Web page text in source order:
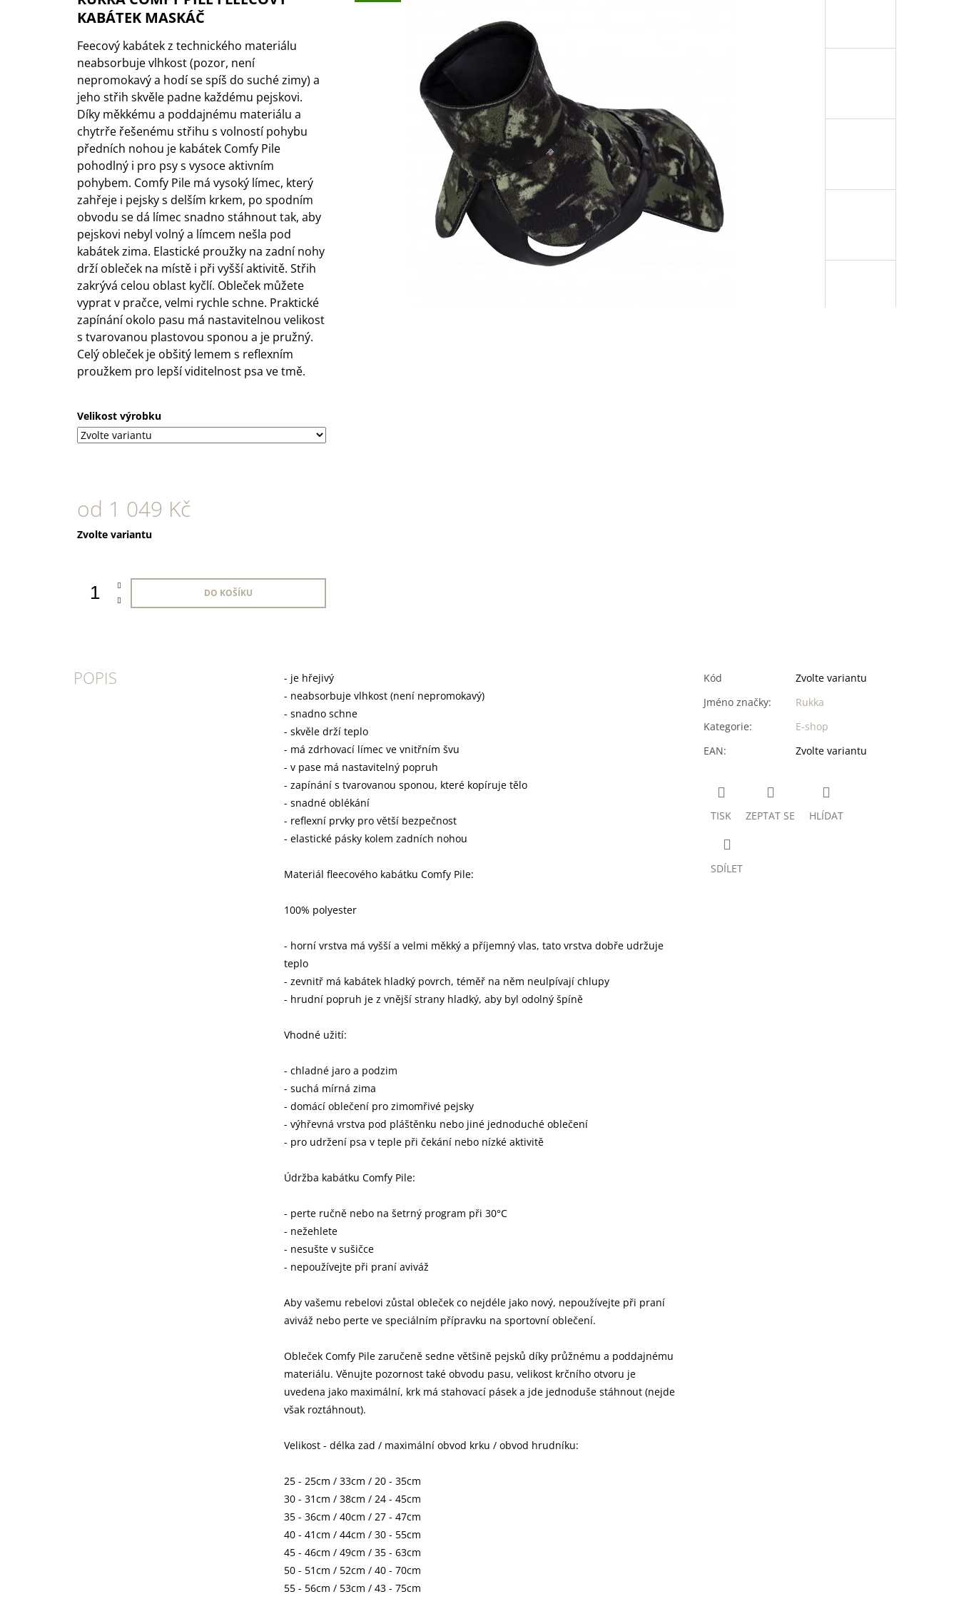
KABÁTEK MASKÁČ
Feecový kabátek z technického materiálu
neabsorbuje vlhkost (pozor, není
nepromokavý a hodí se spíš do suché zimy) a
jeho střih skvěle padne každému pejskovi.
Díky měkkému a poddajnému materiálu a
chytrře řešenému střihu s volností pohybu
předních nohou je kabátek Comfy Pile
pohodlný i pro psy s vysoce aktivním
pohybem. Comfy Pile má vysoký límec, který
zahřeje i pejsky s delším krkem, po spodním
obvodu se dá límec snadno stáhnout tak, aby
pejskovi nebyl volný a límcem nešla pod
kabátek zima. Elastické proužky na zadní nohy
drží obleček na místě i při vyšší aktivitě. Střih
zakrývá celou oblast kyčlí. Obleček můžete
vyprat v pračce, velmi rychle schne. Praktické
zapínání okolo pasu má nastavitelnou velikost
s tvarovanou plastovou sponou a je pružný.
Celý obleček je obšitý lemem s reflexním
proužkem pro lepší viditelnost psa ve tmě.
Velikost výrobku
od 1 049 Kč
Měrná
Zvolte variantu
DO KOŠÍKU
POPIS
- je hřejivý
- neabsorbuje vlhkost (není nepromokavý)
- snadno schne
- skvěle drží teplo
- má zdrhovací límec ve vnitřním švu
- v pase má nastavitelný popruh
- zapínání s tvarovanou sponou, které kopíruje tělo
- snadné oblékání
- reflexní prvky pro větší bezpečnost
- elastické pásky kolem zadních nohou
Materiál fleecového kabátku Comfy Pile:
100% polyester
- horní vrstva má vyšší a velmi měkký a příjemný vlas, tato vrstva dobře udržuje
teplo
- zevnitř má kabátek hladký povrch, téměř na něm neulpívají chlupy
- hrudní popruh je z vnější strany hladký, aby byl odolný špíně
Vhodné užití:
- chladné jaro a podzim
- suchá mírná zima
- domácí oblečení pro zimomřivé pejsky
- výhřevná vrstva pod pláštěnku nebo jiné jednoduché oblečení
- pro udržení psa v teple při čekání nebo nízké aktivitě
Údržba kabátku Comfy Pile:
- perte ručně nebo na šetrný program při 30°C
- nežehlete
- nesušte v sušičce
- nepoužívejte při praní aviváž
Aby vašemu rebelovi zůstal obleček co nejdéle jako nový, nepoužívejte při praní
aviváž nebo perte ve speciálním přípravku na sportovní oblečení.
Obleček Comfy Pile zaručeně sedne většině pejsků díky průžnému a poddajnému
materiálu. Věnujte pozornost také obvodu pasu, velikost krčního otvoru je
uvedena jako maximální, krk má stahovací pásek a jde jednoduše stáhnout (nejde
však roztáhnout).
Velikost - délka zad / maximální obvod krku / obvod hrudníku:
25 - 25cm / 33cm / 20 - 35cm
30 - 31cm / 38cm / 24 - 45cm
35 - 36cm / 40cm / 27 - 47cm
40 - 41cm / 44cm / 30 - 55cm
45 - 46cm / 49cm / 35 - 63cm
50 - 51cm / 52cm / 40 - 70cm
55 - 56cm / 53cm / 43 - 75cm
Kód
Zvolte variantu
Jméno značky:
Rukka
Kategorie:
E-shop
EAN: Zvolte variantu
TISK ZEPTAT SE HLÍDAT
SDÍLET
1 KS
35 Kč